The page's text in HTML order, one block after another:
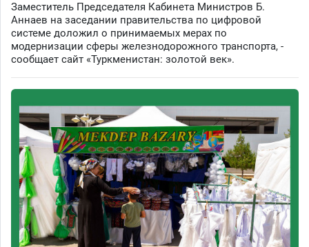
Заместитель Председателя Кабинета Министров Б.
Аннаев на заседании правительства по цифровой
системе доложил о принимаемых мерах по
модернизации сферы железнодорожного транспорта, -
сообщает сайт «Туркменистан: золотой век».